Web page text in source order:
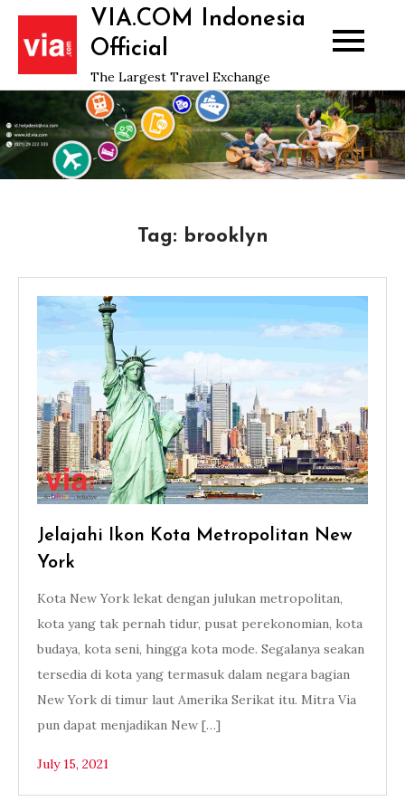
Skip
content
VIA.COM Indonesia
Official
The Largest Travel Exchange
Tag: brooklyn
Jelajahi Ikon Kota Metropolitan New
York
Kota New York lekat dengan julukan metropolitan,
kota yang tak pernah tidur, pusat perekonomian, kota
budaya, kota seni, hingga kota mode. Segalanya seakan
tersedia di kota yang termasuk dalam negara bagian
New York di timur laut Amerika Serikat itu. Mitra Via
pun dapat menjadikan New […]
July 15, 2021